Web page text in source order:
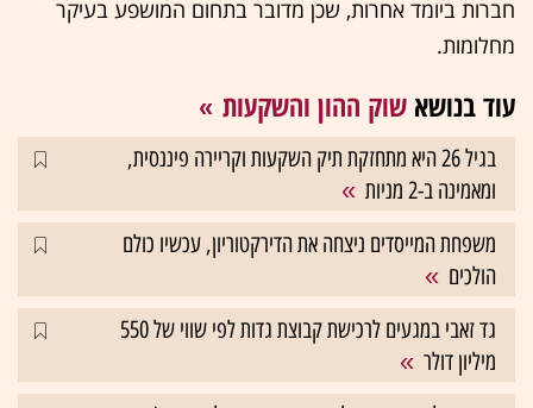
חברות ביומד אחרות, שכן מדובר בתחום המושפע בעיקר
מחלומות.
עוד בנושא שוק ההון והשקעות
בגיל 26 היא מתחזקת תיק השקעות וקריירה פיננסית,
ומאמינה ב-2 מניות
משפחת המייסדים ניצחה את הדירקטוריון, עכשיו כולם
הולכים
גד זאבי במגעים לרכישת קבוצת גדות לפי שווי של 550
מיליון דולר